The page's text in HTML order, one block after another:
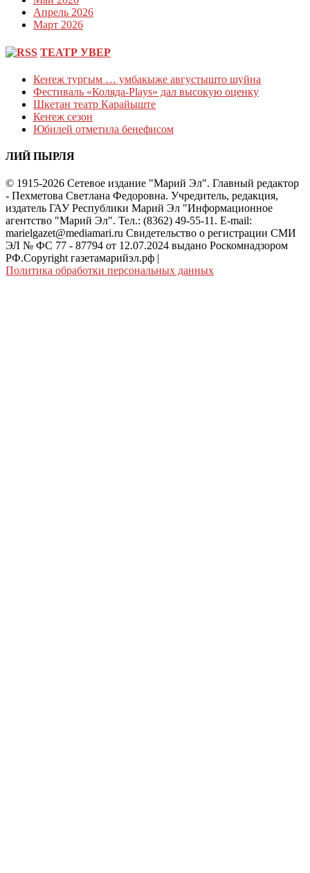
Апрель 2026
Март 2026
ТЕАТР УВЕР
Кеҥеж тургым … умбакыже августышто шуйна
Фестиваль «Коляда-Plays» дал высокую оценку
Шкетан театр Карайыште
Кеҥеж сезон
Юбилей отметила бенефисом
ЛИЙ ПЫРЛЯ
© 1915-2026 Сетевое издание "Марий Эл". Главный редактор
- Пехметова Светлана Федоровна. Учредитель, редакция,
издатель ГАУ Республики Марий Эл "Информационное
агентство "Марий Эл". Тел.: (8362) 49-55-11. E-mail:
marielgazet@mediamari.ru Свидетельство о регистрации СМИ
ЭЛ № ФС 77 - 87794 от 12.07.2024 выдано Роскомнадзором
РФ.Copyright газетамарийэл.рф |
Политика обработки персональных данных